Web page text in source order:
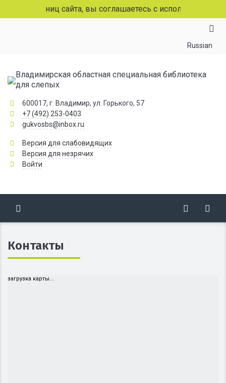
сайта, вы соглашаетесь с использованием
Russian
Владимирская областная специальная библиотека
для слепых
600017, г. Владимир, ул. Горького, 57
+7 (492) 253-0403
gukvosbs@inbox.ru
Версия для слабовидящих
Версия для незрячих
Войти
Контакты
загрузка карты...